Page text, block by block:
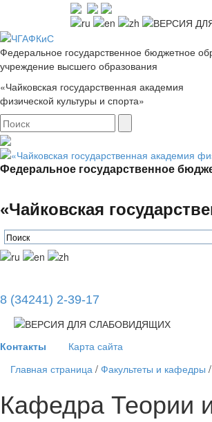
Федеральное государственное бюджетное
учреждение высшего образования
«Чайковская государственная академия
физической культуры и спорта»
Федеральное государственное
«Чайковская
8 (34241) 2-39-17
Контакты Карта сайта
Главная страница / Факультеты и кафедры /
Кафедра Теории